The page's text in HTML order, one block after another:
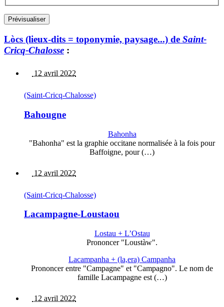
Lòcs (lieux-dits = toponymie, paysage...) de Saint-
Cricq-Chalosse :
12 avril 2022
(Saint-Cricq-Chalosse)
Bahougne
Bahonha
"Bahonha" est la graphie occitane normalisée à la fois pour
Baffoigne, pour (…)
12 avril 2022
(Saint-Cricq-Chalosse)
Lacampagne-Loustaou
Lostau + L’Ostau
Prononcer "Loustàw".
Lacampanha + (la,era) Campanha
Prononcer entre "Campagne" et "Campagno". Le nom de
famille Lacampagne est (…)
12 avril 2022